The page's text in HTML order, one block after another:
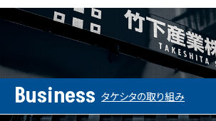
Business タケシタの取り組み